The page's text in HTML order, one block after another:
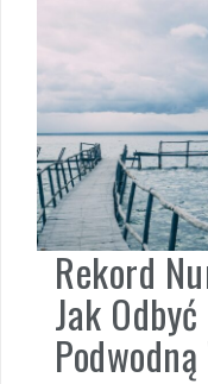
Rekord
Jak